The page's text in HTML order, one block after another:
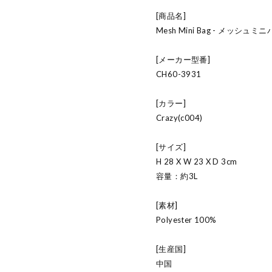
[商品名]
Mesh Mini Bag - メッシュミニ
[メーカー型番]
CH60-3931
[カラー]
Crazy(c004)
[サイズ]
H 28 X W 23 X D 3cm
容量：約3L
[素材]
Polyester 100%
[生産国]
中国